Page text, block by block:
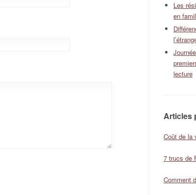
Les
en
lecture
Articles
Coût de la
7 trucs de
Comment